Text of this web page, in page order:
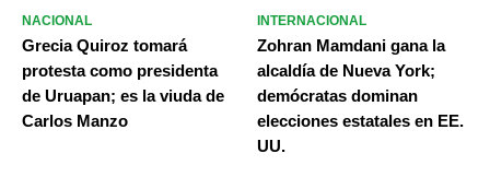
NACIONAL
Grecia Quiroz tomará
protesta como presidenta
de Uruapan; es la viuda de
Carlos Manzo
INTERNACIONAL
Zohran Mamdani gana la
alcaldía de Nueva York;
demócratas dominan
elecciones estatales en EE.
UU.